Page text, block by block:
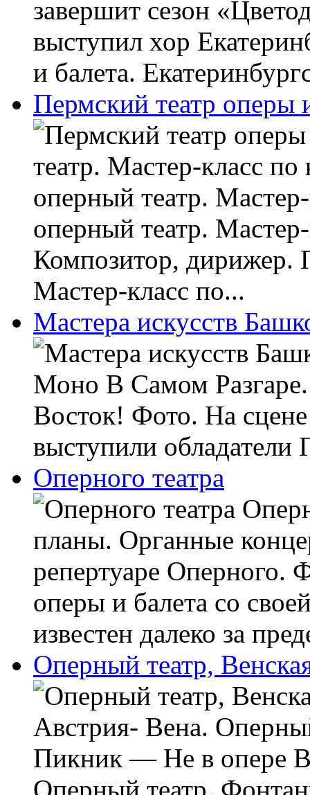
завершит сезон
выступил хор
и балета.
Пермский театр оперы
театр. Мастер-класс
оперный театр.
оперный театр.
Композитор, дирижер.
Мастер-класс по...
Мастера искусств
Моно В Самом
Восток! Фото. На сцене
выступили
Оперного театра
планы. Органные
репертуаре Оперного.
оперы и балета со
известен далеко за
Оперный театр,
Австрия- Вена.
Пикник — Не в опере